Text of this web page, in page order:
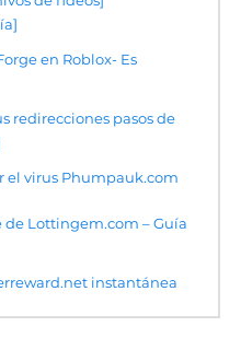
en Roblox- Es
redirecciones pasos de
el virus Phumpauk.com
Lottingem.com – Guía
instantánea